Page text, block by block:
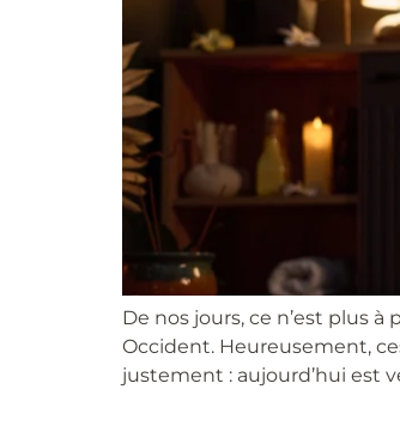
De nos jours, ce n’est plus
Occident. Heureusement,
justement : aujourd’hui est